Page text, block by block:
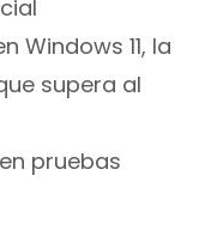
Windows 11, la
supera al
pruebas